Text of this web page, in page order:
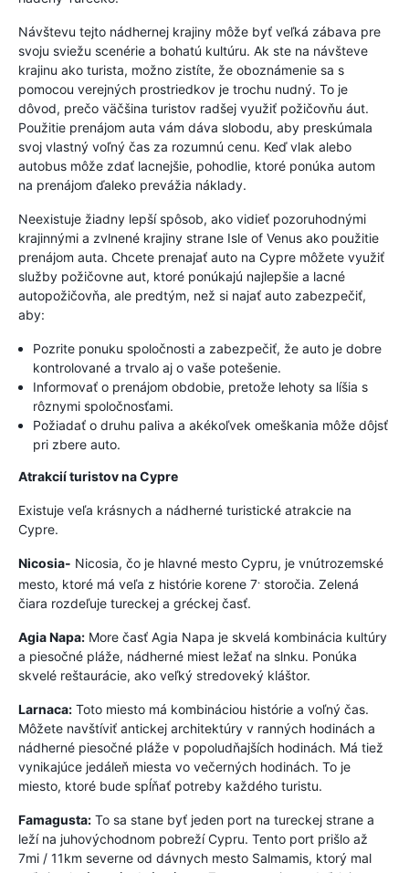
Návštevu tejto nádhernej krajiny môže byť veľká zábava pre
svoju sviežu scenérie a bohatú kultúru. Ak ste na návšteve
krajinu ako turista, možno zistíte, že oboznámenie sa s
pomocou verejných prostriedkov je trochu nudný. To je
dôvod, prečo väčšina turistov radšej využiť požičovňu áut.
Použitie prenájom auta vám dáva slobodu, aby preskúmala
svoj vlastný voľný čas za rozumnú cenu. Keď vlak alebo
autobus môže zdať lacnejšie, pohodlie, ktoré ponúka autom
na prenájom ďaleko prevážia náklady.
Neexistuje žiadny lepší spôsob, ako vidieť pozoruhodnými
krajinnými a zvlnené krajiny strane Isle of Venus ako použitie
prenájom auta. Chcete prenajať auto na Cypre môžete využiť
služby požičovne aut, ktoré ponúkajú najlepšie a lacné
autopožičovňa, ale predtým, než si najať auto zabezpečiť,
aby:
Pozrite ponuku spoločnosti a zabezpečiť, že auto je dobre
kontrolované a trvalo aj o vaše potešenie.
Informovať o prenájom obdobie, pretože lehoty sa líšia s
rôznymi spoločnosťami.
Požiadať o druhu paliva a akékoľvek omeškania môže dôjsť
pri zbere auto.
Atrakcií turistov na Cypre
Existuje veľa krásnych a nádherné turistické atrakcie na
Cypre.
Nicosia- Nicosia, čo je hlavné mesto Cypru, je vnútrozemské
mesto, ktoré má veľa z histórie korene 7. storočia. Zelená
čiara rozdeľuje tureckej a gréckej časť.
Agia Napa: More časť Agia Napa je skvelá kombinácia kultúry
a piesočné pláže, nádherné miest ležať na slnku. Ponúka
skvelé reštaurácie, ako veľký stredoveký kláštor.
Larnaca: Toto miesto má kombináciou histórie a voľný čas.
Môžete navštíviť antickej architektúry v ranných hodinách a
nádherné piesočné pláže v popoludňajších hodinách. Má tiež
vynikajúce jedáleň miesta vo večerných hodinách. To je
miesto, ktoré bude spĺňať potreby každého turistu.
Famagusta: To sa stane byť jeden port na tureckej strane a
leží na juhovýchodnom pobreží Cypru. Tento port prišlo až
7mi / 11km severne od dávnych mesto Salmamis, ktorý mal